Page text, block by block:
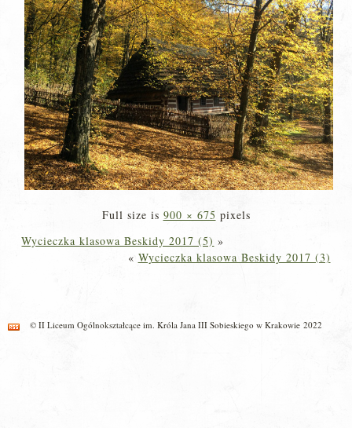
Full size is 900 × 675 pixels
Wycieczka klasowa Beskidy 2017 (5) »
« Wycieczka klasowa Beskidy 2017 (3)
© II Liceum Ogólnokształcące im. Króla Jana III Sobieskiego w Krakowie 2022